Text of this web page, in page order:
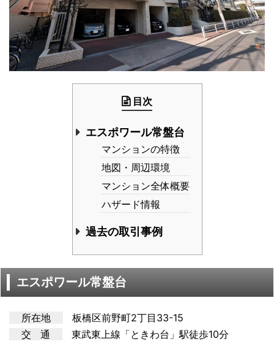
目次
エスポワール常盤台
マンションの特徴
地図・周辺環境
マンション全体概要
ハザード情報
過去の取引事例
エスポワール常盤台
所在地
板橋区前野町2丁目33-15
交 通
東武東上線「ときわ台」駅徒歩10分